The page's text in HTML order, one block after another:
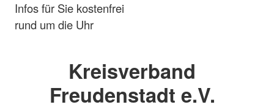
Infos für Sie kostenfrei
rund um die Uhr
Kreisverband
Freudenstadt e.V.